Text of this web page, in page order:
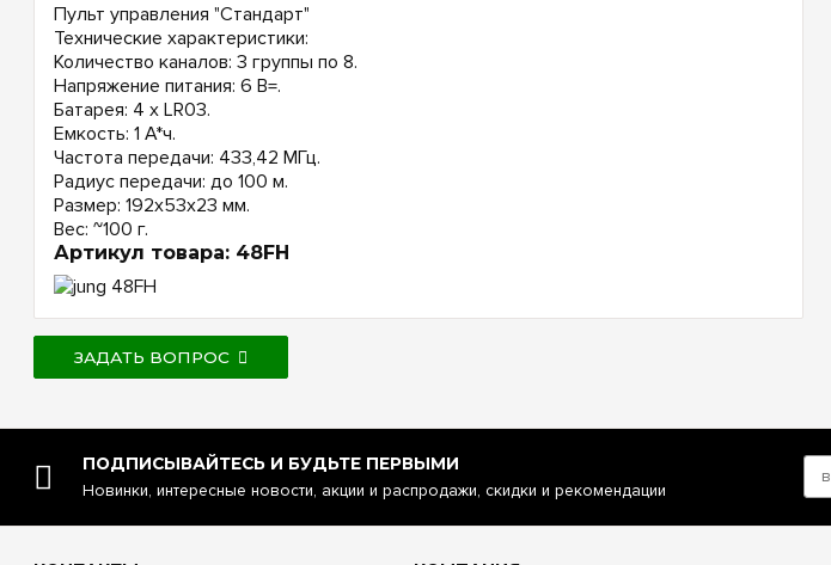
Пульт управления "Стандарт"
Технические характеристики:
Количество каналов: 3 группы по 8.
Напряжение питания: 6 В=.
Батарея: 4 х LR03.
Емкость: 1 А*ч.
Частота передачи: 433,42 МГц.
Радиус передачи: до 100 м.
Размер: 192х53х23 мм.
Вес: ~100 г.
Артикул товара: 48FH
ЗАДАТЬ ВОПРОС
ПОДПИСЫВАЙТЕСЬ И БУДЬТЕ ПЕРВЫМИ
Новинки, интересные новости, акции и распродажи, скидки и рекомендации